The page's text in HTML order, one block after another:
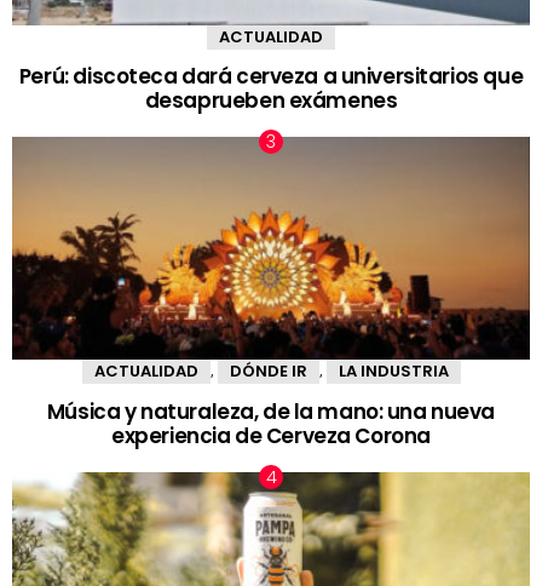
ACTUALIDAD
Perú: discoteca dará cerveza a universitarios que
desaprueben exámenes
ACTUALIDAD , DÓNDE IR , LA INDUSTRIA
Música y naturaleza, de la mano: una nueva
experiencia de Cerveza Corona